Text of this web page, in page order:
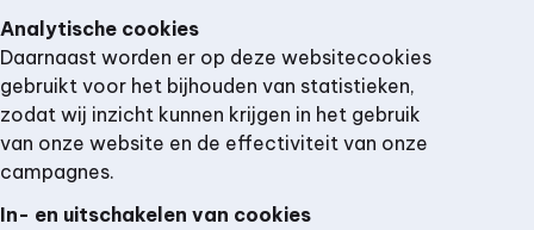
Analytische cookies
Daarnaast worden er op deze websitecookies
gebruikt voor het bijhouden van statistieken,
zodat wij inzicht kunnen krijgen in het gebruik
van onze website en de effectiviteit van onze
campagnes.
In- en uitschakelen van cookies